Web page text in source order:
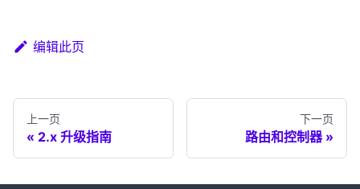
编辑此页
上一页
2.x 升级指南
下一页
路由和控制器